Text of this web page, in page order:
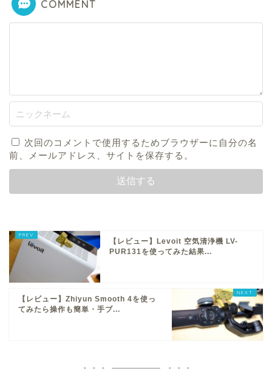
COMMENT
次回のコメントで使用するためブラウザーに自分の名
前、メールアドレス、サイトを保存する。
【レビュー】Levoit 空気清浄機 LV-
PUR131を使ってみた結果...
【レビュー】Zhiyun Smooth 4を使っ
てみたら操作も簡単・手ブ...